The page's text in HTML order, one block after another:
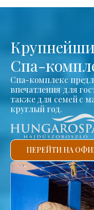
Спа-
Спа-комплекс
впечатления для
также для семей с
круглый год.
ПЕРЕЙТИ НА